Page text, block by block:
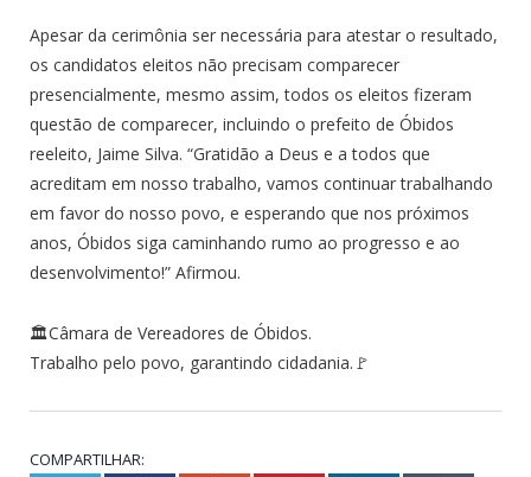
Apesar da cerimônia ser necessária para atestar o resultado,
os candidatos eleitos não precisam comparecer
presencialmente, mesmo assim, todos os eleitos fizeram
questão de comparecer, incluindo o prefeito de Óbidos
reeleito, Jaime Silva. “Gratidão a Deus e a todos que
acreditam em nosso trabalho, vamos continuar trabalhando
em favor do nosso povo, e esperando que nos próximos
anos, Óbidos siga caminhando rumo ao progresso e ao
desenvolvimento!” Afirmou.
🏛Câmara de Vereadores de Óbidos.
Trabalho pelo povo, garantindo cidadania.🚩
COMPARTILHAR: